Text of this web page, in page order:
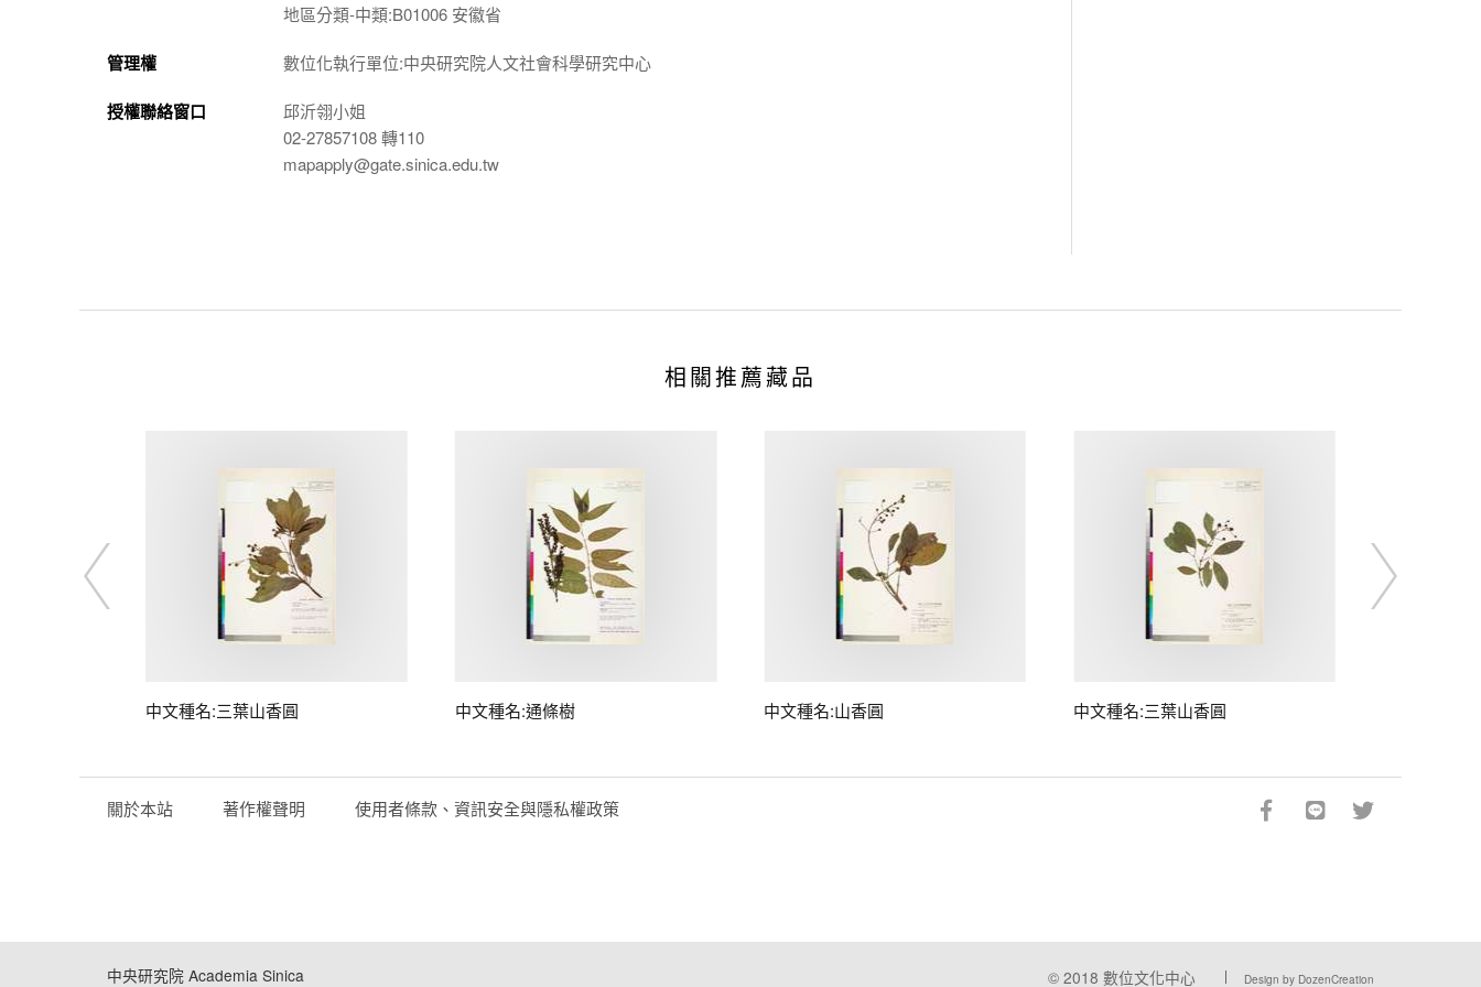
地區分類-中類:B01006 安徽省
管理權 數位化執行單位:中央研究院人文社會科學研究中心
授權聯絡窗口
邱沂翎小姐
02-27857108 轉110
mapapply@gate.sinica.edu.tw
相關推薦藏品
中文種名:三葉山香圓 中文種名:通條樹 中文種名:山香圓 中文種名:三葉山香圓
關於本站 著作權聲明 使用者條款、資訊安全與隱私權政策
中央研究院 Academia Sinica © 2018 數位文化中心 Design by DozenCreation